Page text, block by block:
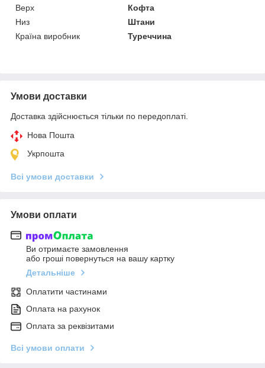
Верх
Кофта
Низ
Штани
Країна виробник
Туреччина
Умови доставки
Доставка здійснюється тільки по передоплаті.
Нова Пошта
Укрпошта
Всі умови доставки
Умови оплати
Ви отримаєте замовлення
або гроші повернуться на вашу картку
Детальніше
Оплатити частинами
Оплата на рахунок
Оплата за реквізитами
Всі умови оплати